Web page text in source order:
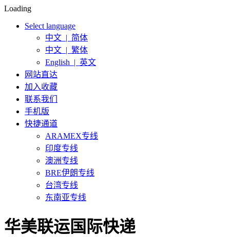
Loading
Select language
中文 | 简体
中文 | 繁体
English | 英文
网站直达
加入收藏
联系我们
手机版
快捷通道
ARAMEX专线
印度专线
澳洲专线
BRE伊朗专线
台湾专线
东南亚专线
华美联运国际快递